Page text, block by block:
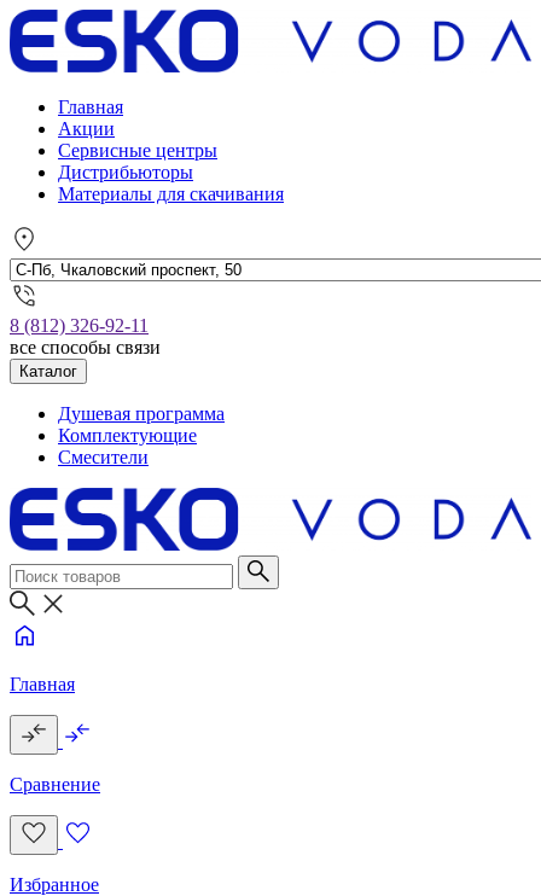
Главная
Акции
Сервисные центры
Дистрибьюторы
Материалы для скачивания
8 (812) 326-92-11
все способы связи
Каталог
Душевая программа
Комплектующие
Смесители
Главная
Сравнение
Избранное